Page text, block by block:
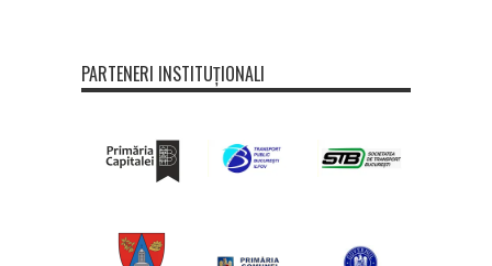
PARTENERI INSTITUȚIONALI